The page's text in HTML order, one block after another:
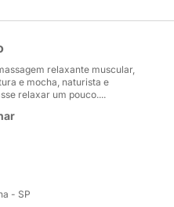
relaxante muscular,
e mocha, naturista e
relaxar um pouco....
- SP